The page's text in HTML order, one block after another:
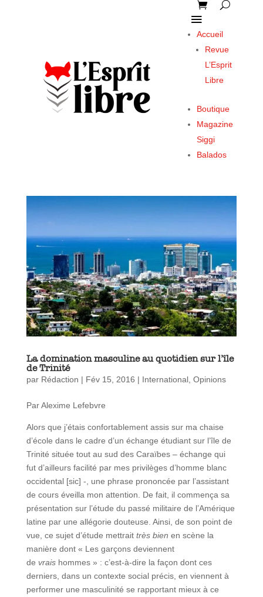
Accueil
Revue
L’Esprit
Libre
Boutique
Magazine
Siggi
Balados
La domination masculine au quotidien sur l’île
de Trinité
par Rédaction | Fév 15, 2016 | International, Opinions
Par Alexime Lefebvre
Alors que j’étais confortablement assis sur ma chaise
d’école dans le cadre d’un échange étudiant sur l’île de
Trinité située tout au sud des Caraïbes – échange qui
fut d’ailleurs facilité par mes privilèges d’homme blanc
occidental [sic] -, une phrase prononcée par l’assistant
de cours éveilla mon attention. De fait, il commença sa
présentation sur l’étude du passé militaire de l’Amérique
latine par une allégorie douteuse. Ainsi, de son point de
vue, ce sujet d’étude mettrait très bien en scène la
manière dont « Les garçons deviennent
de vraishommes » : c’est-à-dire la façon dont ces
derniers, dans un contexte social précis, en viennent à
performer une masculinité se rapportant mieux à ce